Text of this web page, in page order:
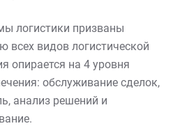
логистики призваны
всех видов логистической
опирается на 4 уровня
обслуживание сделок,
анализ решений и